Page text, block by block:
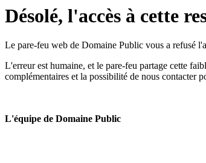
Désolé, l'accès à cette
Le pare-feu web de Domaine Public vous a refusé
L'erreur est humaine, et le pare-feu partage cette
complémentaires et la possibilité de nous contacter
L'équipe de Domaine Public